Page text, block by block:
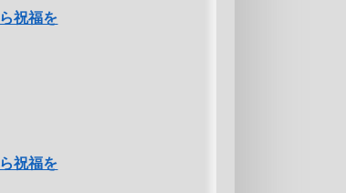
祝福を
祝福を